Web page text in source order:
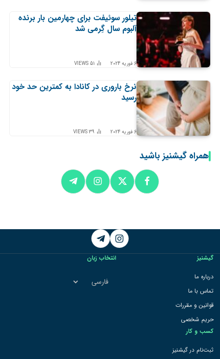
تیلور سوئیفت برای چهارمین بار برنده
آلبوم سال گِرمی شد
6 فوریه 2024 51
VIEWS
نرخ باروری در کانادا به کمترین حد خود
رسید
6 فوریه 2024 39
VIEWS
همراه گیشنیز باشید
Instagram
Telegram
گیشنیز
درباره ما
تماس با ما
قوانین و مقررات
حریم شخصی
کسب و کار
ثبت‌نام در گیشنیز
انتخاب زبان
انتخاب
زبان